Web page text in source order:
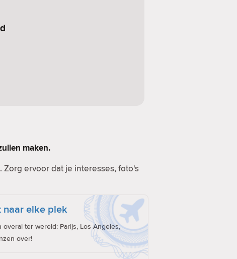
maken.
Zorg ervoor dat je interesses, foto's
naar elke plek
overal ter wereld: Parijs, Los Angeles,
over!